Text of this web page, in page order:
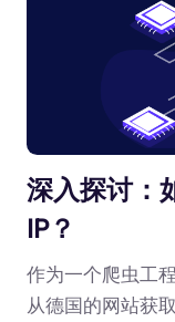
深入探讨：
IP？
作为一个爬虫工
从德国的网站获